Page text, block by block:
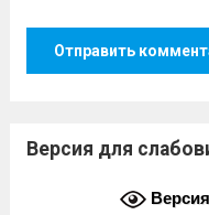
Версия для